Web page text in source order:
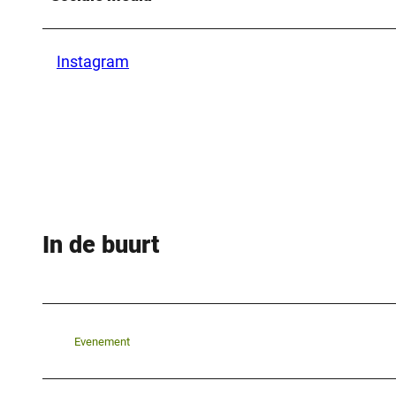
Instagram
In de buurt
Evenement